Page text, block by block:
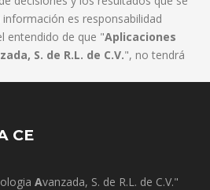
es responsabilidad
entendido de que "Aplicaciones
S. de R.L. de C.V.", no tendrá
CE
Avanzada, S. de R.L. de C.V."